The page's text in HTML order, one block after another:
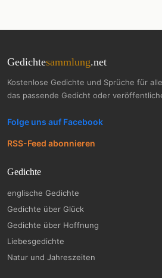
Gedichtesammlung.net
Kostenlose Gedichte und Sprüche für
das passende Gedicht oder
Folge uns auf Facebook
RSS-Feed abonnieren
Gedichte
englische Gedichte
Gedichte über Glück
Gedichte über Hoffnung
Liebesgedichte
Natur und Jahreszeiten